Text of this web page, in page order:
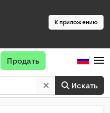
К приложению
Искать
Продать